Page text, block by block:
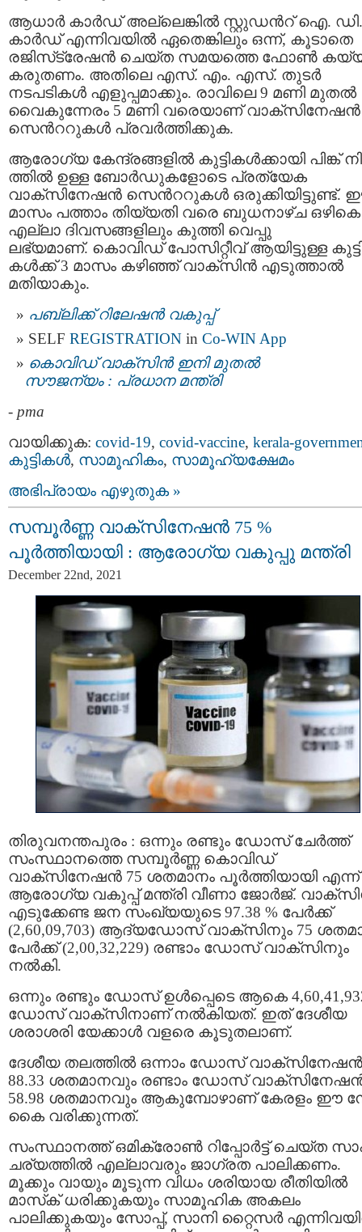
ആധാര്‍ കാര്‍ഡ് അല്ലെങ്കില്‍ സ്റ്റുഡന്‍റ് ഐ. ഡി.
കാര്‍ഡ് എന്നിവയില്‍ ഏതെങ്കിലും ഒന്ന്, കൂടാതെ
രജിസ്‌ട്രേഷന്‍ ചെയ്ത സമയത്തെ ഫോണ്‍
കരുതണം. അതിലെ എസ്. എം. എസ്. തുടര്‍
നടപടികള്‍ എളുപ്പമാക്കും. രാവിലെ 9 മണി മുതല്‍
വൈകുന്നേരം 5 മണി വരെയാണ് വാക്‌സിനേഷന്‍
സെന്‍ററുകള്‍ പ്രവര്‍ത്തിക്കുക.
ആരോഗ്യ കേന്ദ്രങ്ങളില്‍ കുട്ടികള്‍ക്കായി പിങ്ക്
ത്തില്‍ ഉള്ള ബോര്‍ഡുകളോടെ പ്രത്യേക
വാക്‌സിനേഷന്‍ സെന്‍ററുകള്‍ ഒരുക്കിയിട്ടുണ്ട്.
മാസം പത്താം തിയ്യതി വരെ ബുധനാഴ്ച ഒഴികെ
എല്ലാ ദിവസങ്ങളിലും കുത്തി വെപ്പു
ലഭ്യമാണ്. കൊവിഡ് പോസിറ്റീവ് ആയിട്ടുള്ള
കള്‍ക്ക് 3 മാസം കഴിഞ്ഞ് വാക്‌സിന്‍ എടുത്താല്‍
മതിയാകും.
പബ്ലിക്ക് റിലേഷന്‍ വകുപ്പ്
SELF REGISTRATION in Co-WIN App
കൊവിഡ് വാക്സിന്‍ ഇനി മുതല്‍
സൗജന്യം : പ്രധാന മന്ത്രി
- pma
വായിക്കുക: covid-19, covid-vaccine, kerala-
കുട്ടികള്‍, സാമൂഹികം, സാമൂഹ്യക്ഷേമം
അഭിപ്രായം എഴുതുക »
സമ്പൂർണ്ണ വാക്സിനേഷൻ 75 %
പൂര്‍ത്തിയായി : ആരോഗ്യ വകുപ്പു മന്ത്രി
December 22nd, 2021
തിരുവനന്തപുരം : ഒന്നും രണ്ടും ഡോസ് ചേർത്ത്
സംസ്ഥാനത്തെ സമ്പൂർണ്ണ കൊവിഡ്
വാക്സിനേഷൻ 75 ശതമാനം പൂര്‍ത്തിയായി എന്ന്
ആരോഗ്യ വകുപ്പ് മന്ത്രി വീണാ ജോർജ്.
എടുക്കേണ്ട ജന സംഖ്യയുടെ 97.38 % പേർക്ക്
(2,60,09,703) ആദ്യഡോസ് വാക്സിനും 75
പേർക്ക് (2,00,32,229) രണ്ടാം ഡോസ് വാക്സിനും
നൽകി.
ഒന്നും രണ്ടും ഡോസ് ഉൾപ്പെടെ ആകെ
ഡോസ് വാക്സിനാണ് നൽകിയത്. ഇത് ദേശീയ
ശരാശരി യേക്കാൾ വളരെ കൂടുതലാണ്.
ദേശീയ തലത്തിൽ ഒന്നാം ഡോസ് വാക്സിനേഷൻ
88.33 ശതമാനവും രണ്ടാം ഡോസ്
58.98 ശതമാനവും ആകുമ്പോഴാണ് കേരളം ഈ
കൈ വരിക്കുന്നത്.
സംസ്ഥാനത്ത് ഒമിക്രോൺ റിപ്പോർട്ട് ചെയ്ത
ചര്യത്തിൽ എല്ലാവരും ജാഗ്രത പാലിക്കണം.
മൂക്കും വായും മൂടുന്ന വിധം ശരിയായ രീതിയിൽ
മാസ്‌ക് ധരിക്കുകയും സാമൂഹിക അകലം
പാലിക്കുകയും സോപ്പ്, സാനി റ്റൈസര്‍